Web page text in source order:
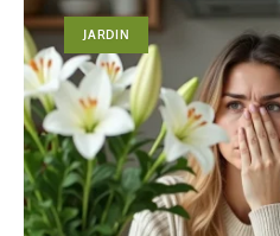
JARDIN